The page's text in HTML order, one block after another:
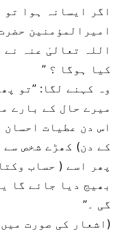
اگر ایسانہ ہوا تو
امیرالمؤمنین
اللہ تعالیٰ عنہ نے
کیا ہوگا ؟ ”
وہ کہنے لگا: ”تو
میرے حال کے بارے
اس دن عطیات
کے دن) کھڑے شخص
پھر اسے ( حساب
بھیج دیا جائے گا
گی ۔”
(اشعار کی صورت